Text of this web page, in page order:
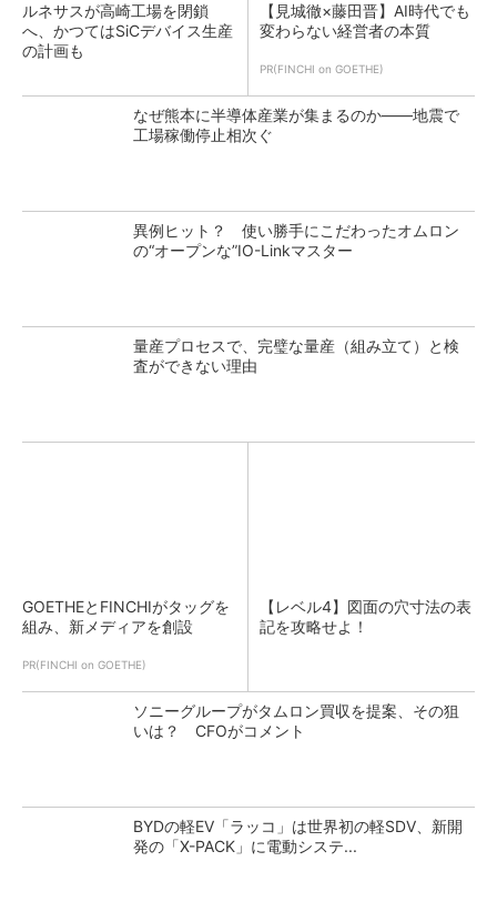
ルネサスが高崎工場を閉鎖
へ、かつてはSiCデバイス生産
の計画も
【見城徹×藤田晋】AI時代でも
変わらない経営者の本質
PR(FINCHI on GOETHE)
なぜ熊本に半導体産業が集まるのか――地震で
工場稼働停止相次ぐ
異例ヒット？ 使い勝手にこだわったオムロン
の“オープンな”IO-Linkマスター
量産プロセスで、完璧な量産（組み立て）と検
査ができない理由
GOETHEとFINCHIがタッグを
組み、新メディアを創設
PR(FINCHI on GOETHE)
【レベル4】図面の穴寸法の表
記を攻略せよ！
ソニーグループがタムロン買収を提案、その狙
いは？ CFOがコメント
BYDの軽EV「ラッコ」は世界初の軽SDV、新開
発の「X-PACK」に電動システ...